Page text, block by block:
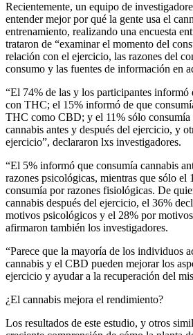
Recientemente, un equipo de
entender mejor por qué la gente usa el
entrenamiento, realizando una encuesta
trataron de “examinar el momento del
relación con el ejercicio, las razones del
consumo y las fuentes de información en
“El 74% de las y los participantes informó
con THC; el 15% informó de que
THC como CBD; y el 11% sólo
cannabis antes y después del ejercicio, y
ejercicio”, declararon lxs investigadores.
“El 5% informó que consumía cannabis
razones psicológicas, mientras que sólo
consumía por razones fisiológicas. De
cannabis después del ejercicio, el 36%
motivos psicológicos y el 28% por
afirmaron también los investigadores.
“Parece que la mayoría de los individuos
cannabis y el CBD pueden mejorar los
ejercicio y ayudar a la recuperación del
¿El cannabis mejora el rendimiento?
Los resultados de este estudio, y otros